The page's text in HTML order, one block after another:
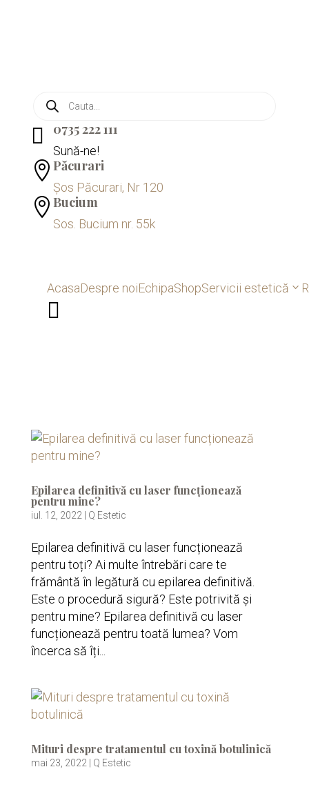
Products
search
 0735 222 111
Sună-ne!
 Păcurari
Șos Păcurari, Nr 120
 Bucium
Sos. Bucium nr. 55k
AcasaDespre noiEchipaShopServicii estetică

Epilarea definitivă cu laser funcționează
pentru mine?
iul. 12, 2022 Q Estetic
Epilarea definitivă cu laser funcționează
pentru toți? Ai multe întrebări care te
frământă în legătură cu epilarea definitivă.
Este o procedură sigură? Este potrivită și
pentru mine? Epilarea definitivă cu laser
funcționează pentru toată lumea? Vom
încerca să îți...
Mituri despre tratamentul cu toxină botulinică
mai 23, 2022 Q Estetic